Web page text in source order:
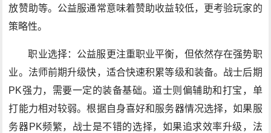
放赞助等。公益服通常意味着赞助收益较低，更考验玩家的
策略性。
职业选择：公益服更注重职业平衡，但依然存在强势职
业。法师前期升级快，适合快速积累等级和装备。战士后期
PK强力，需要一定的装备基础。道士则偏辅助和打宝，单
打能力相对较弱。根据自身喜好和服务器情况选择，如果服
务器PK频繁，战士是不错的选择，如果追求效率升级，法